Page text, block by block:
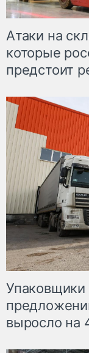
Атаки на
которые
предстоит
Упаковщики
выросло на